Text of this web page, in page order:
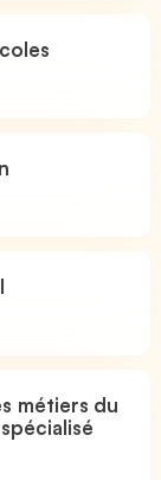
métiers du